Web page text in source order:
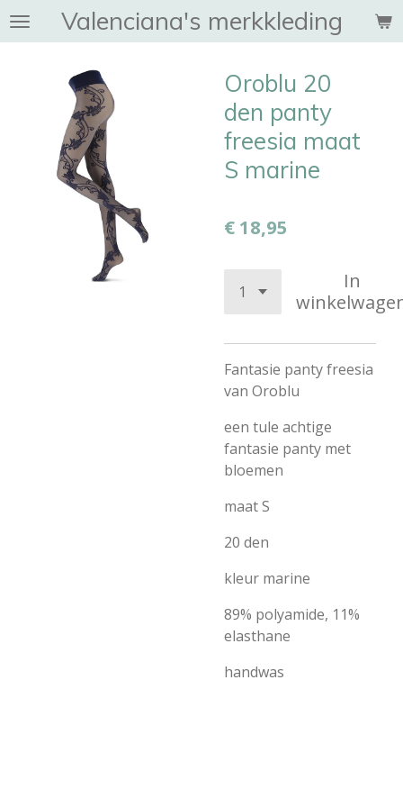
Ga
direct
hoofdinhoud
Valenciana's merkkleding
Oroblu 20
den panty
freesia maat
S marine
€ 18,95
In
Fantasie panty freesia
van Oroblu
een tule achtige
fantasie panty met
bloemen
maat S
20 den
kleur marine
89% polyamide, 11%
elasthane
handwas